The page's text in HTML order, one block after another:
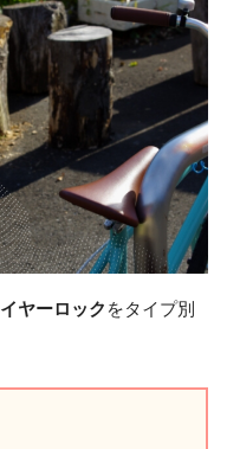
ヤーロック をタイプ別